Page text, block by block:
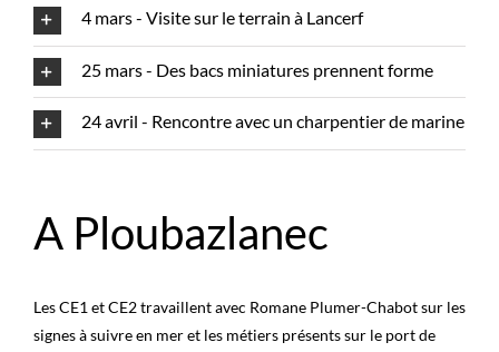
4 mars - Visite sur le terrain à Lancerf
25 mars - Des bacs miniatures prennent forme
24 avril - Rencontre avec un charpentier de marine
A Ploubazlanec
Les CE1 et CE2 travaillent avec Romane Plumer-Chabot sur les
signes à suivre en mer et les métiers présents sur le port de